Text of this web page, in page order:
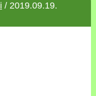
/ 2019.09.19.